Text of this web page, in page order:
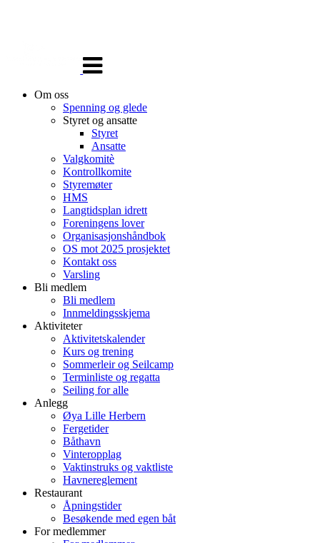
navigasjon
Om oss
Spenning og glede
Styret og ansatte
Styret
Ansatte
Valgkomitè
Kontrollkomite
Styremøter
HMS
Langtidsplan idrett
Foreningens lover
Organisasjonshåndbok
OS mot 2025 prosjektet
Kontakt oss
Varsling
Bli medlem
Bli medlem
Innmeldingsskjema
Aktiviteter
Aktivitetskalender
Kurs og trening
Sommerleir og Seilcamp
Terminliste og regatta
Seiling for alle
Anlegg
Øya Lille Herbern
Fergetider
Båthavn
Vinteropplag
Vaktinstruks og vaktliste
Havnereglement
Restaurant
Åpningstider
Besøkende med egen båt
For medlemmer